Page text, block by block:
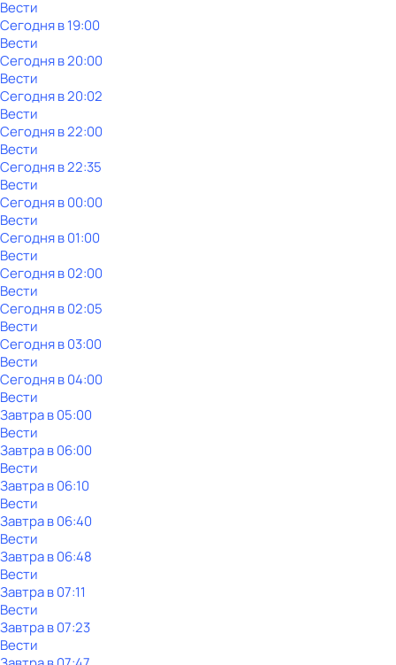
Вести
Сегодня в 19:00
Вести
Сегодня в 20:00
Вести
Сегодня в 20:02
Вести
Сегодня в 22:00
Вести
Сегодня в 22:35
Вести
Сегодня в 00:00
Вести
Сегодня в 01:00
Вести
Сегодня в 02:00
Вести
Сегодня в 02:05
Вести
Сегодня в 03:00
Вести
Сегодня в 04:00
Вести
Завтра в 05:00
Вести
Завтра в 06:00
Вести
Завтра в 06:10
Вести
Завтра в 06:40
Вести
Завтра в 06:48
Вести
Завтра в 07:11
Вести
Завтра в 07:23
Вести